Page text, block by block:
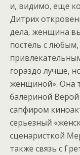
и, видимо, еще
Дитрих
дела, женщина
постель с
гораздо лучше,
женщиной». Она
балериной
сапфиром
серьезный
сценаристкой
также связь с